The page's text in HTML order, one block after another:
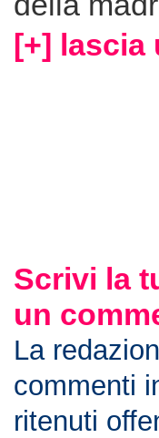
[+] lascia
Scrivi la
un
La
commenti
ritenuti